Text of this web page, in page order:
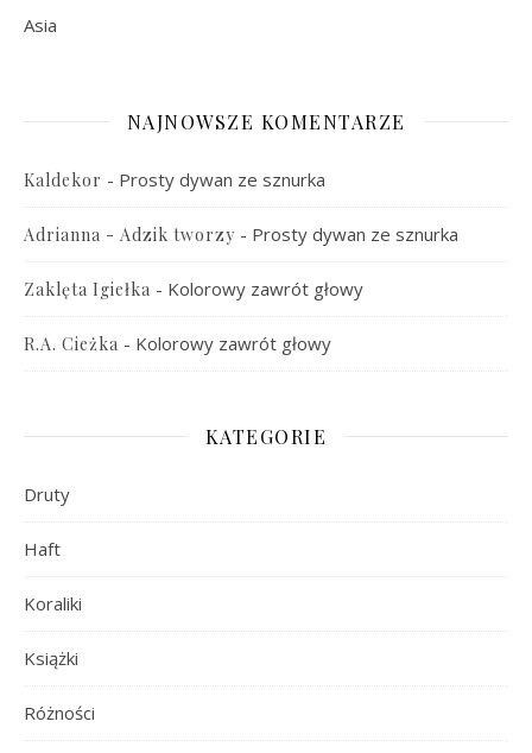
Asia
NAJNOWSZE KOMENTARZE
Kaldekor - Prosty dywan ze sznurka
Adrianna - Adzik tworzy - Prosty dywan ze sznurka
Zaklęta Igiełka - Kolorowy zawrót głowy
R.A. Cieżka - Kolorowy zawrót głowy
KATEGORIE
Druty
Haft
Koraliki
Książki
Różności